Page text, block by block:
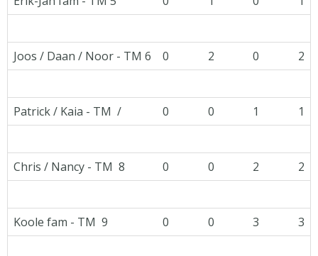
Joos / Daan / Noor - TM 6 0 2 0 2
Patrick / Kaia - TM / 0 0 1 1
Chris / Nancy - TM 8 0 0 2 2
Koole fam - TM 9 0 0 3 3